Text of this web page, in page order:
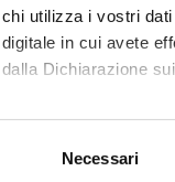
chi utilizza i vostri
digitale in cui avete
dalla Dichiarazione
Con il tuo consenso,
raccogliere
Necessari